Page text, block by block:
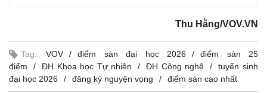
Bất động sản
Khởi nghiệp
Thị trường
Giá vàng
Tiêu dùng
Tỷ giá
Chứng khoán
Thu Hằng/VOV.VN
Tag: VOV điểm sàn đại học 2026
điểm sàn 25
điểm
ĐH Khoa học Tự nhiên ĐH Công nghệ
tuyển sinh
đại học 2026
đăng ký nguyện vọng điểm sàn cao nhất